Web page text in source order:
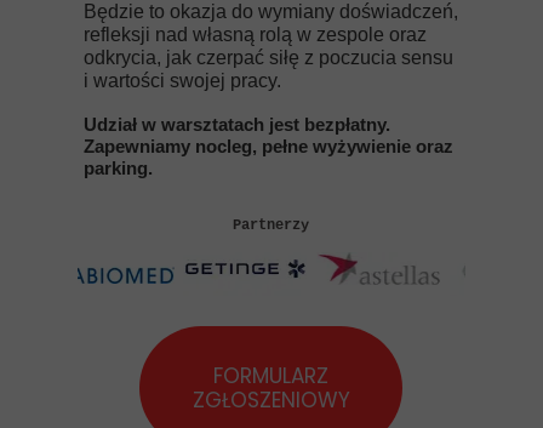
Będzie to okazja do wymiany doświadczeń,
refleksji nad własną rolą w zespole oraz
odkrycia, jak czerpać siłę z poczucia sensu
i wartości swojej pracy.
Udział w warsztatach jest bezpłatny.
Zapewniamy nocleg, pełne wyżywienie oraz
parking.
Partnerzy
FORMULARZ
ZGŁOSZENIOWY